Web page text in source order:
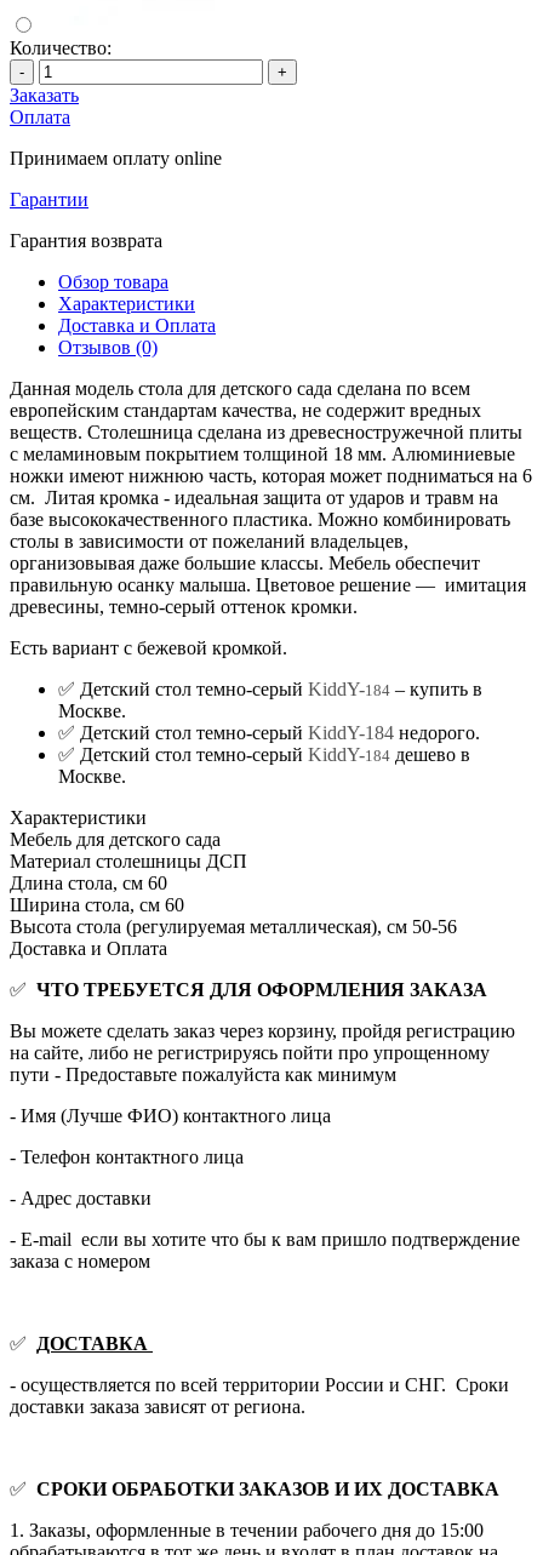
Количество:
- +
Заказать
Оплата
Принимаем оплату online
Гарантии
Гарантия возврата
Обзор товара
Характеристики
Доставка и Оплата
Отзывов (0)
Данная модель стола для детского сада сделана по всем
европейским стандартам качества, не содержит вредных
веществ. Столешница сделана из древесностружечной плиты
с меламиновым покрытием толщиной 18 мм. Алюминиевые
ножки имеют нижнюю часть, которая может подниматься на 6
см. Литая кромка - идеальная защита от ударов и травм на
базе высококачественного пластика. Можно комбинировать
столы в зависимости от пожеланий владельцев,
организовывая даже большие классы. Мебель обеспечит
правильную осанку малыша. Цветовое решение — имитация
древесины, темно-серый оттенок кромки.
Есть вариант с бежевой кромкой.
✅ Детский стол темно-серый KiddY-184 – купить в
Москве.
✅ Детский стол темно-серый KiddY-184 недорого.
✅ Детский стол темно-серый KiddY-184 дешево в
Москве.
Характеристики
Мебель для детского сада
Материал столешницы ДСП
Длина стола, см 60
Ширина стола, см 60
Высота стола (регулируемая металлическая), см 50-56
Доставка и Оплата
✅ ЧТО ТРЕБУЕТСЯ ДЛЯ ОФОРМЛЕНИЯ ЗАКАЗА
Вы можете сделать заказ через корзину, пройдя регистрацию
на сайте, либо не регистрируясь пойти про упрощенному
пути - Предоставьте пожалуйста как минимум
- Имя (Лучше ФИО) контактного лица
- Телефон контактного лица
- Адрес доставки
- E-mail если вы хотите что бы к вам пришло подтверждение
заказа с номером
✅
ДОСТАВКА
- осуществляется по всей территории России и СНГ. Сроки
доставки заказа зависят от региона.
✅ СРОКИ ОБРАБОТКИ ЗАКАЗОВ И ИХ ДОСТАВКА
1. Заказы, оформленные в течении рабочего дня до 15:00